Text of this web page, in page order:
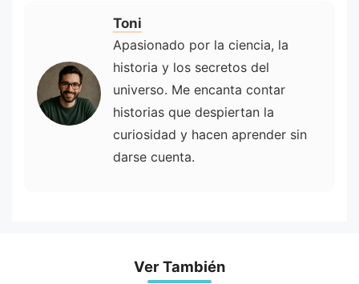
Toni
Apasionado por la ciencia, la
historia y los secretos del
universo. Me encanta contar
historias que despiertan la
curiosidad y hacen aprender sin
darse cuenta.
Ver También